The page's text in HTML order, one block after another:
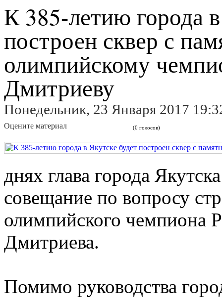
К 385-летию города
построен сквер с
олимпийскому
Дмитриеву
Понедельник, 23 Января 2017
Оцените материал (0 голосов)
днях глава города
совещание по вопросу
олимпийского чемпиона
Дмитриева.
Помимо руководства